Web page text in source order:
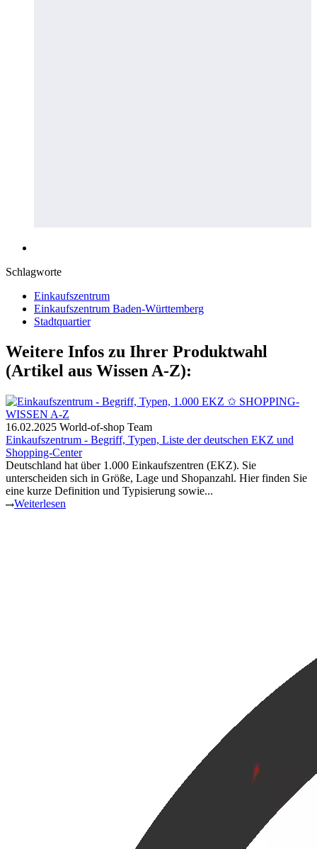
Schlagworte
Einkaufszentrum
Einkaufszentrum Baden-Württemberg
Stadtquartier
Weitere Infos zu Ihrer Produktwahl
(Artikel aus Wissen A-Z):
16.02.2025 World-of-shop Team
Einkaufszentrum - Begriff, Typen, Liste der deutschen EKZ und
Shopping-Center
Deutschland hat über 1.000 Einkaufszentren (EKZ). Sie
unterscheiden sich in Größe, Lage und Shopanzahl. Hier finden Sie
eine kurze Definition und Typisierung sowie...
Weiterlesen